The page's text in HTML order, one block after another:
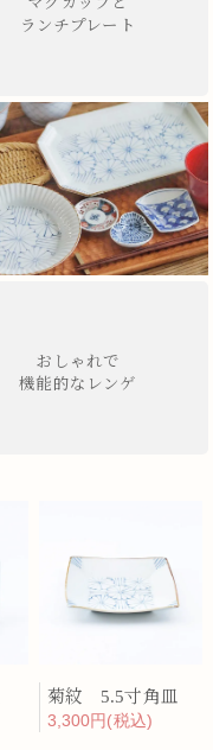
ランチプレート
おしゃれで
機能的なレンゲ
菊紋 5.5寸角皿
3,300円(税込)